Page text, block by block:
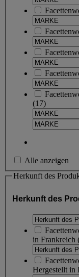
(17)
Alle anzeigen
Herkunft des
Herkunft des
in Frankreich
Hergestellt in